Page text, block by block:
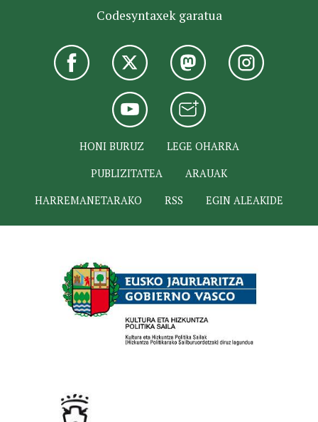
Codesyntaxek garatua
HONI BURUZ
LEGE OHARRA
PUBLIZITATEA
ARAUAK
HARREMANETARAKO
RSS EGIN ALEAKIDE